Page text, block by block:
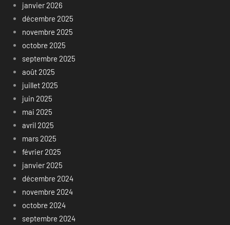
janvier 2026
décembre 2025
novembre 2025
octobre 2025
septembre 2025
août 2025
juillet 2025
juin 2025
mai 2025
avril 2025
mars 2025
février 2025
janvier 2025
décembre 2024
novembre 2024
octobre 2024
septembre 2024